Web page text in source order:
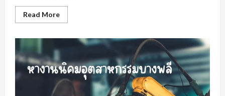
Read MoreRead
more
ที่
ของ
พฤติกรรม
คน
หา
พนักงาน